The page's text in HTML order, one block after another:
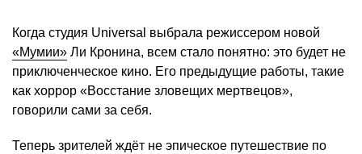
Когда студия Universal выбрала режиссером новой
«Мумии» Ли Кронина, всем стало понятно: это будет не
приключенческое кино. Его предыдущие работы, такие
как хоррор «Восстание зловещих мертвецов»,
говорили сами за себя.
Теперь зрителей ждёт не эпическое путешествие по